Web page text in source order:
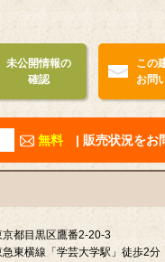
未公開情報の
確認
この
お問
無料 | 販売状況をお
京都目黒区鷹番2-20-3
急東横線「学芸大学駅」徒歩2分